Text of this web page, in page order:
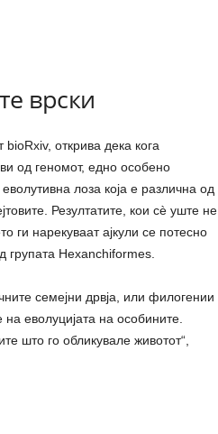
врски
открива дека кога
од геномот, едно особено
лоза која е различна од
Резултатите, кои сè уште не
ги нарекуваат ајкули се потесно
групата Hexanchiformes.
семејни дрвја, или филогении
на еволуцијата на особините.
што го обликувале животот“,